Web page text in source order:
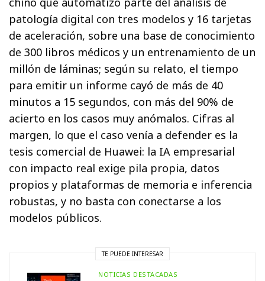
patología digital con tres modelos y 16 tarjetas
de aceleración, sobre una base de conocimiento
de 300 libros médicos y un entrenamiento de un
millón de láminas; según su relato, el tiempo
para emitir un informe cayó de más de 40
minutos a 15 segundos, con más del 90% de
acierto en los casos muy anómalos. Cifras al
margen, lo que el caso venía a defender es la
tesis comercial de Huawei: la IA empresarial
con impacto real exige pila propia, datos
propios y plataformas de memoria e inferencia
robustas, y no basta con conectarse a los
modelos públicos.
TE PUEDE INTERESAR
NOTICIAS DESTACADAS